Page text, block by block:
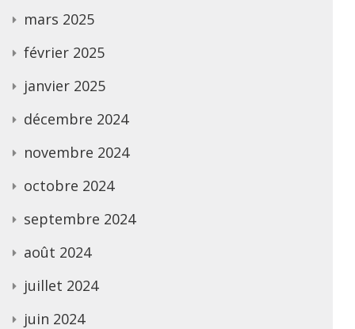
mars 2025
février 2025
janvier 2025
décembre 2024
novembre 2024
octobre 2024
septembre 2024
août 2024
juillet 2024
juin 2024